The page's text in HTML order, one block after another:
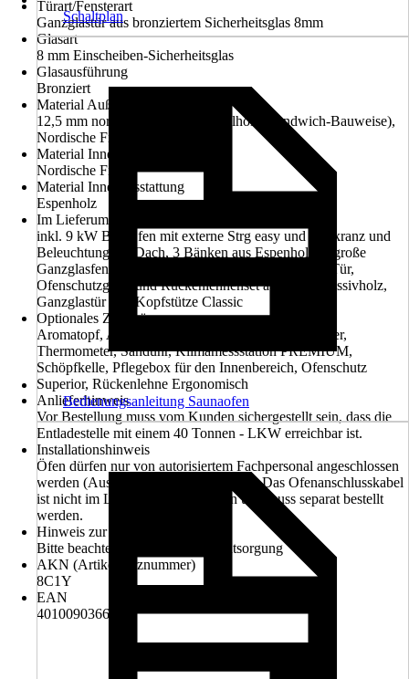
Türart/Fensterart
Ganzglastür aus bronziertem Sicherheitsglas 8mm
Glasart
8 mm Einscheiben-Sicherheitsglas
Glasausführung
Bronziert
Material Außenverkleidung
12,5 mm nord. Fichte Sauna Profilholz (Sandwich-Bauweise),
Nordische Fichte
Material Innenverkleidung
Nordische Fichte
Material Innenausstattung
Espenholz
Im Lieferumfang enthalten
inkl. 9 kW Bio-Ofen mit externe Strg easy und Zierkranz und
Beleuchtung am Dach, 3 Bänken aus Espenholz, 2 große
Ganzglasfenster jeweils links und rechts neben der Tür,
Ofenschutzgitter und Rückenlehnenset aus Espe Massivholz,
Ganzglastür und Kopfstütze Classic
Optionales Zubehör
Aromatopf, Aufgusskübel, Hygrometer, Klimamesser,
Thermometer, Sanduhr, Klimamessstation PREMIUM,
Schöpfkelle, Pflegebox für den Innenbereich, Ofenschutz
Superior, Rückenlehne Ergonomisch
Anlieferhinweis
Vor Bestellung muss vom Kunden sichergestellt sein, dass die
Entladestelle mit einem 40 Tonnen - LKW erreichbar ist.
Installationshinweis
Öfen dürfen nur von autorisiertem Fachpersonal angeschlossen
werden (Ausnahme Plug&Play-Öfen). Das Ofenanschlusskabel
ist nicht im Lieferumfang enthalten und muss separat bestellt
werden.
Hinweis zur Entsorgung
Bitte beachte die Hinweise zur Entsorgung
AKN (Artikelkurznummer)
8C1Y
EAN
4010090366487
Schaltplan
Bedienungsanleitung Saunaofen